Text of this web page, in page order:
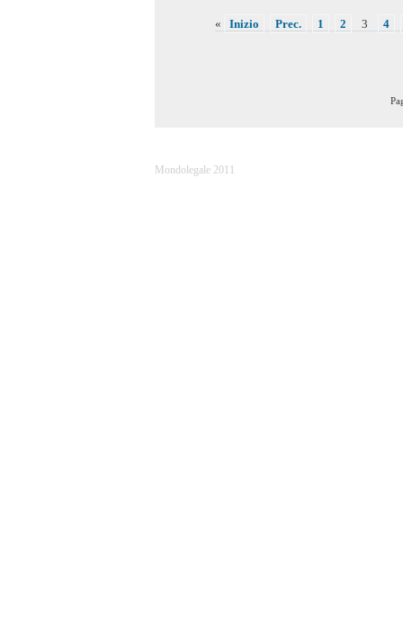
« Inizio Prec. 1 2 3 4
Mondolegale 2011